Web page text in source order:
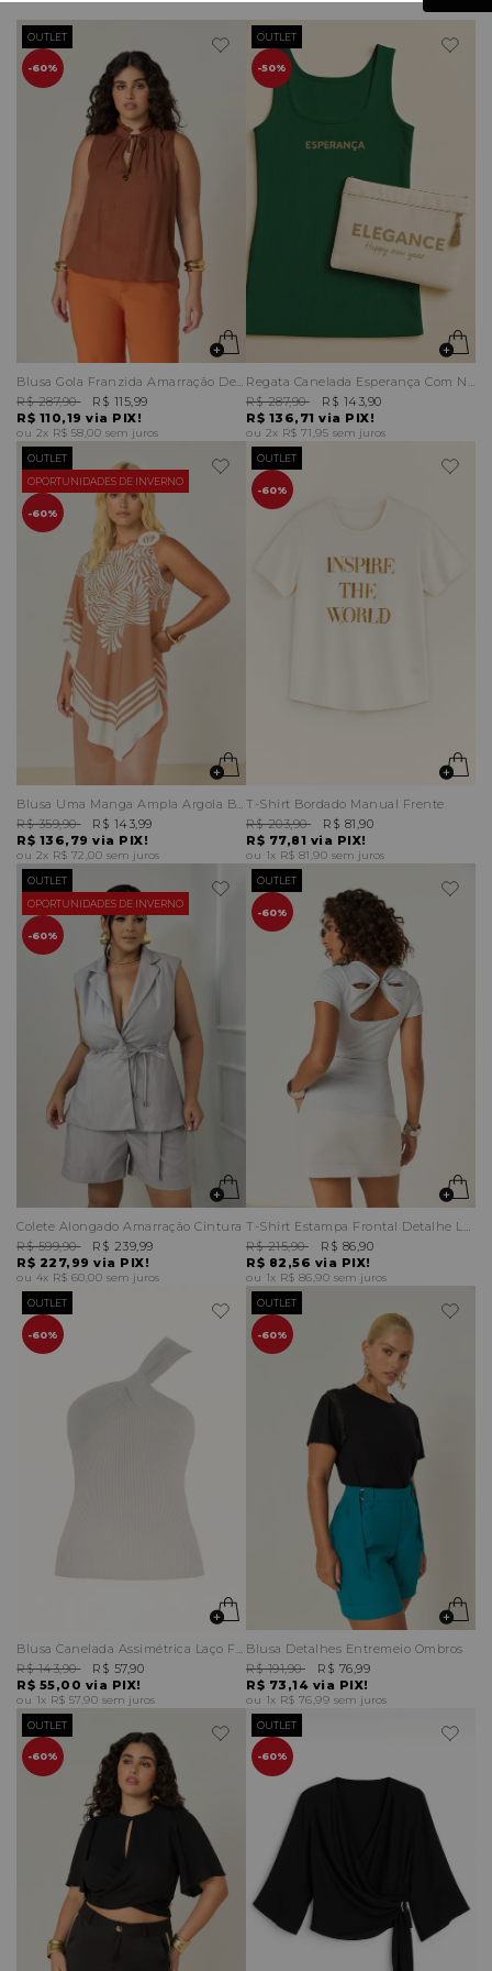
60%
OUTLET
Blusa Gola Franzida Amarração Decote
R$ 110,19 via PIX!
R$ 287,90 R$ 115,99
2x R$ 58,00 sem juros
50%
OUTLET
Regata Canelada Esperança Com Necessaire
R$ 136,71 via PIX!
R$ 287,90 R$ 143,90
2x R$ 71,95 sem juros
60%
OPORTUNIDADES DE INVERNO
OUTLET
Blusa Uma Manga Ampla Argola Bordada Alça
R$ 136,79 via PIX!
R$ 359,90 R$ 143,99
2x R$ 72,00 sem juros
60%
OUTLET
T-Shirt Bordado Manual Frente
R$ 77,81 via PIX!
R$ 203,90 R$ 81,90
1x R$ 81,90 sem juros
60%
OPORTUNIDADES DE INVERNO
OUTLET
Colete Alongado Amarração Cintura
R$ 227,99 via PIX!
R$ 599,90 R$ 239,99
4x R$ 60,00 sem juros
60%
OUTLET
T-Shirt Estampa Frontal Detalhe Laço Argola Costas
R$ 82,56 via PIX!
R$ 215,90 R$ 86,90
1x R$ 86,90 sem juros
60%
OUTLET
Blusa Canelada Assimétrica Laço Frontal
R$ 55,00 via PIX!
R$ 143,90 R$ 57,90
1x R$ 57,90 sem juros
60%
OUTLET
Blusa Detalhes Entremeio Ombros
R$ 73,14 via PIX!
R$ 191,90 R$ 76,99
1x R$ 76,99 sem juros
60%
OUTLET
60%
OUTLET